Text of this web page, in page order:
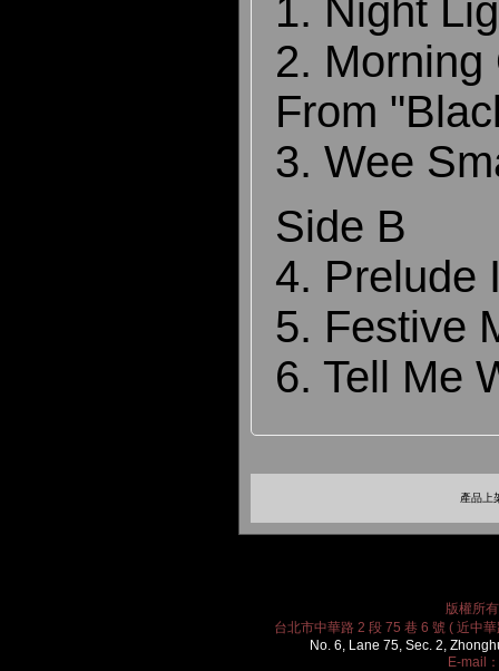
1. Night
2. Morning
From
3. Wee
Side B
4. Prelude
5. Festive
6. Tell Me
產品上
版權所
台北市中華路 2 段 75 巷 6 號 ( 近中
No. 6, Lane 75, Sec. 2,
E-mail：